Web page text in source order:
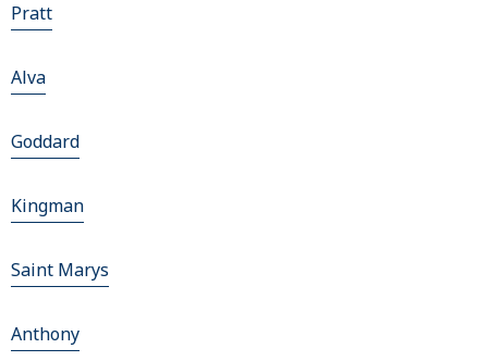
Pratt
Alva
Goddard
Kingman
Saint Marys
Anthony